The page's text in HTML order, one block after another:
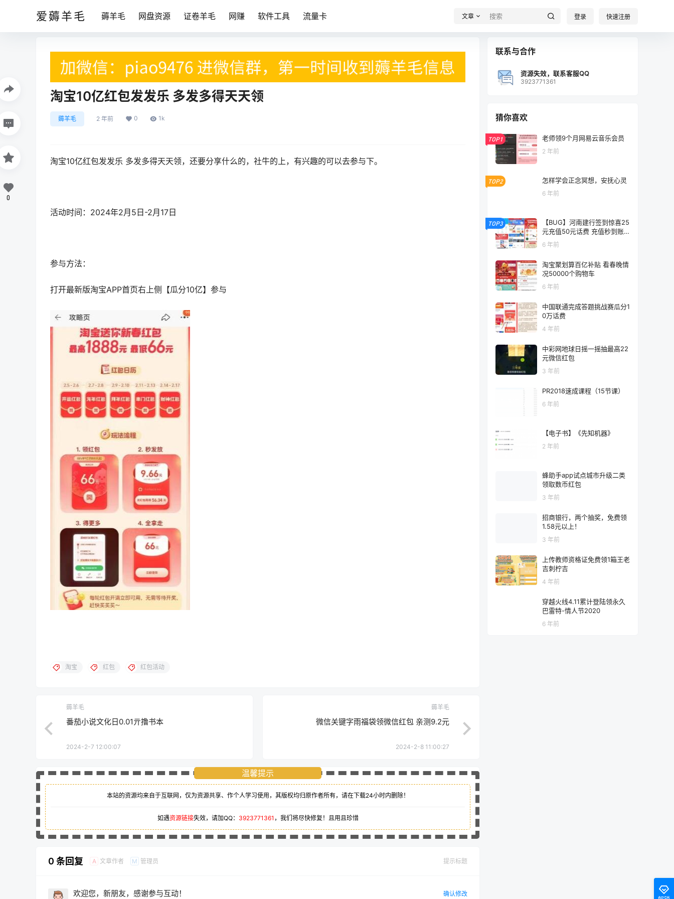
爱薅羊毛 薅羊毛 网盘资源 证卷羊毛 网赚 软件工具 流量卡 文章 登录 快速注册
淘宝10亿红包发发乐 多发多得天天领
薅羊毛 2 年前 0 1k
淘宝10亿红包发发乐 多发多得天天领，还要分享什么的，社牛的上，有兴趣的可以去参与下。
活动时间：2024年2月5日-2月17日
参与方法：
打开最新版淘宝APP首页右上侧【瓜分10亿】参与
0
淘宝 红包 红包活动
薅羊毛
番茄小说文化日0.01亓撸书本
2024-2-7 12:00:07
薅羊毛
微信关键字雨福袋领微信红包 亲测9.2元
2024-2-8 11:00:27
温馨提示
本站的资源均来自于互联网，仅为资源共享、作个人学习使用，其版权均归原作者所有，请在下载24小时内删除！
如遇资源链接失效，请加QQ： 3923771361 ，我们将尽快修复！且用且珍惜
0 条回复 A 文章作者 M 管理员 提示标题
欢迎您，新朋友，感谢参与互动！ 确认修改
联系与合作
资源失效，联系客服QQ
3923771361
猜你喜欢
TOP1 老师领9个月网易云音乐会员
2 年前
TOP2 怎样学会正念冥想，安抚心灵
6 年前
TOP3
【BUG】河南建行签到惊喜25
元充值50元话费 充值秒到账
速上
6 年前
淘宝聚划算百亿补贴 看春晚情
况50000个购物车
6 年前
中国联通完成答题挑战赛瓜分1
0万话费
4 年前
中彩网地球日摇一摇抽最高22
元微信红包
3 年前
PR2018速成课程（15节课）
6 年前
【电子书】《先知机器》
2 年前
蜂助手app试点城市升级二类
领取数币红包
3 年前
招商银行，两个抽奖，免费领
1.58元以上！
3 年前
上传教师资格证免费领1箱王老
吉刺柠吉
4 年前
穿越火线4.11累计登陆领永久
巴雷特-情人节2020
6 年前